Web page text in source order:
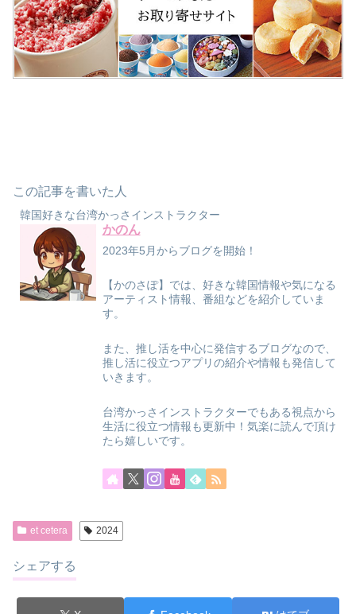
この記事を書いた人
韓国好きな台湾かっさインストラクター
かのん
2023年5月からブログを開始！
【かのさぽ】では、好きな韓国情報や気になる
アーティスト情報、番組などを紹介していま
す。
また、推し活を中心に発信するブログなので、
推し活に役立つアプリの紹介や情報も発信して
いきます。
台湾かっさインストラクターでもある視点から
生活に役立つ情報も更新中！気楽に読んで頂け
たら嬉しいです。
et cetera 2024
シェアする